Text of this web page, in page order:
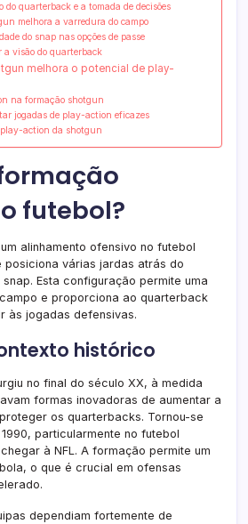
do quarterback e a tomada de decisões
melhora a varredura do campo
do snap nas opções de passe
a visão do quarterback
melhora o potencial de play-
na formação shotgun
jogadas de play-action eficazes
play-action da shotgun
futebol?
alinhamento ofensivo no futebol
posiciona várias jardas atrás do
Esta configuração permite uma
e proporciona ao quarterback
às jogadas defensivas.
histórico
no final do século XX, à medida
formas inovadoras de aumentar a
os quarterbacks. Tornou-se
particularmente no futebol
à NFL. A formação permite um
o que é crucial em ofensas
dependiam fortemente de